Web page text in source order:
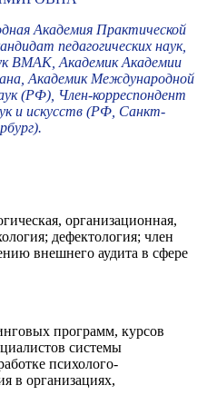
Академия Практической
педагогических наук,
ВМАК, Академик Академии
Академик Международной
(РФ), Член-корреспондент
и искусств (РФ, Санкт-
организационная,
дефектология; член
внешнего аудита в сфере
программ, курсов
системы
психолого-
в организациях,